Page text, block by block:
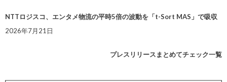
NTTロジスコ、エンタメ物流の平時5倍の波動を「t-Sort MAS」で吸収
2026年7月21日
プレスリリースまとめてチェック一覧